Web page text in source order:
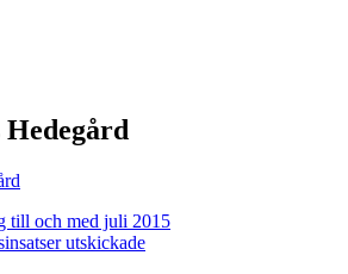
till och med juli 2015
utskickade